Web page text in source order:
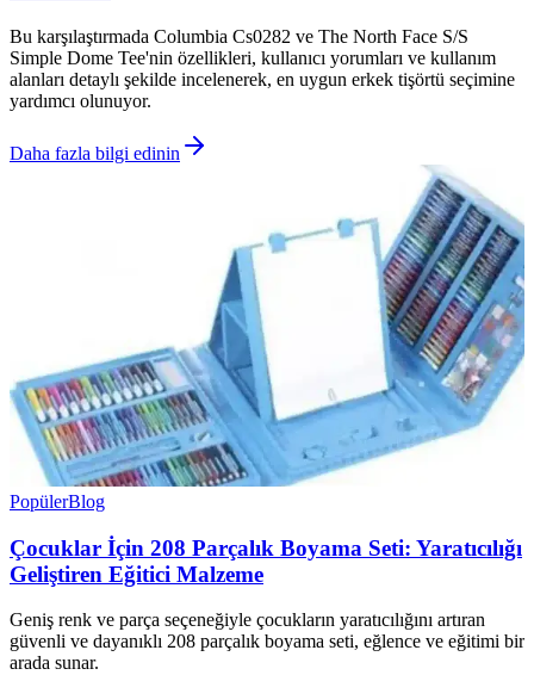
Bu karşılaştırmada Columbia Cs0282 ve The North Face S/S
Simple Dome Tee'nin özellikleri, kullanıcı yorumları ve kullanım
alanları detaylı şekilde incelenerek, en uygun erkek tişörtü seçimine
yardımcı olunuyor.
Daha fazla bilgi edinin
PopülerBlog
Çocuklar İçin 208 Parçalık Boyama Seti: Yaratıcılığı
Geliştiren Eğitici Malzeme
Geniş renk ve parça seçeneğiyle çocukların yaratıcılığını artıran
güvenli ve dayanıklı 208 parçalık boyama seti, eğlence ve eğitimi bir
arada sunar.